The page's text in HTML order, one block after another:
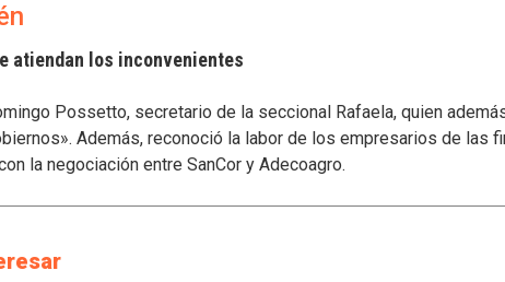
atiendan los inconvenientes
Possetto, secretario de la seccional Rafaela, quien
Además, reconoció la labor de los empresarios de las
la negociación entre SanCor y Adecoagro.